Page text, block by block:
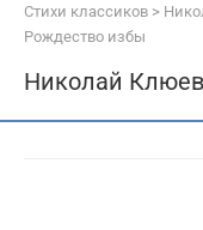
Стихи классиков >
Рождество избы
Николай